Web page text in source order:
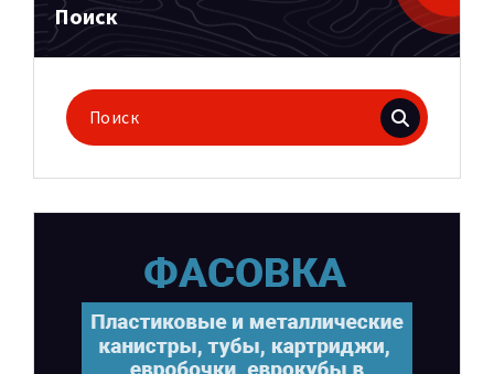
Поиск
Поиск
для: